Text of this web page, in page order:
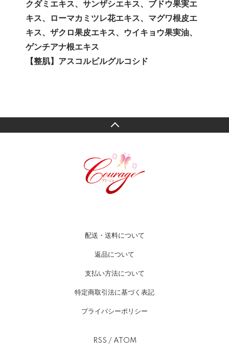
クダミエキス、サンザシエキス、ブドウ果実エ
キス、ローマカミツレ花エキス、マグワ根皮エ
キス、ザクロ果皮エキス、ウイキョウ果実油、
ゲンチアナ根エキス
【整肌】アスコルビルグルコシド
配送・送料について
返品について
支払い方法について
特定商取引法に基づく表記
プライバシーポリシー
RSS / ATOM